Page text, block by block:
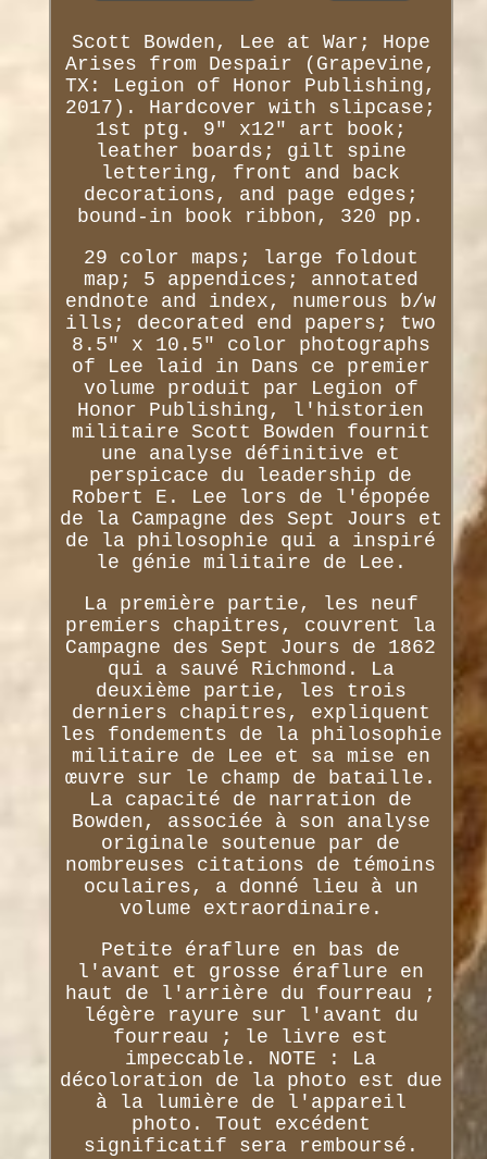
Scott Bowden, Lee at War; Hope
Arises from Despair (Grapevine,
TX: Legion of Honor Publishing,
2017). Hardcover with slipcase;
1st ptg. 9" x12" art book;
leather boards; gilt spine
lettering, front and back
decorations, and page edges;
bound-in book ribbon, 320 pp.
29 color maps; large foldout
map; 5 appendices; annotated
endnote and index, numerous b/w
ills; decorated end papers; two
8.5" x 10.5" color photographs
of Lee laid in Dans ce premier
volume produit par Legion of
Honor Publishing, l'historien
militaire Scott Bowden fournit
une analyse définitive et
perspicace du leadership de
Robert E. Lee lors de l'épopée
de la Campagne des Sept Jours et
de la philosophie qui a inspiré
le génie militaire de Lee.
La première partie, les neuf
premiers chapitres, couvrent la
Campagne des Sept Jours de 1862
qui a sauvé Richmond. La
deuxième partie, les trois
derniers chapitres, expliquent
les fondements de la philosophie
militaire de Lee et sa mise en
œuvre sur le champ de bataille.
La capacité de narration de
Bowden, associée à son analyse
originale soutenue par de
nombreuses citations de témoins
oculaires, a donné lieu à un
volume extraordinaire.
Petite éraflure en bas de
l'avant et grosse éraflure en
haut de l'arrière du fourreau ;
légère rayure sur l'avant du
fourreau ; le livre est
impeccable. NOTE : La
décoloration de la photo est due
à la lumière de l'appareil
photo. Tout excédent
significatif sera remboursé.